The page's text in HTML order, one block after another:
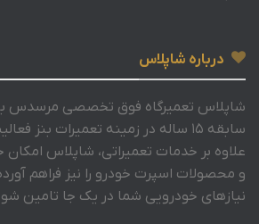
درباره شاپلاس
شاپلاس تعمیرگاه فوق تخصصی مرسدس
سابقه 15 ساله در زمینه تعمیرات
علاوه بر خدمات تعمیراتی، شاپلاس امکان
و محصولات اسپرت خودرو را نیز فراهم
نیازهای خودرویی شما در یک جا تامین